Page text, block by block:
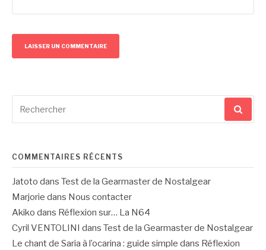
pour
COMMENTAIRES RÉCENTS
Jatoto dans Test de la Gearmaster de Nostalgear
Marjorie dans Nous contacter
Akiko dans Réflexion sur… La N64
Cyril VENTOLINI
dans Test de la Gearmaster de Nostalgear
Le chant de Saria à l’ocarina : guide simple dans Réflexion